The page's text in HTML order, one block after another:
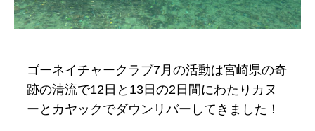
■ゴーネイチャークラブ
■コンセプト
■フィールド・アクセス
ゴーネイチャークラブ7月の活動は宮崎県の奇
跡の清流で12日と13日の2日間にわたりカヌ
ーとカヤックでダウンリバーしてきました！